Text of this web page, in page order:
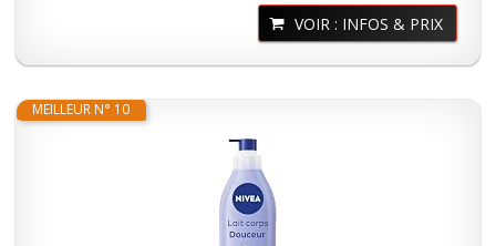
VOIR : INFOS & PRIX
MEILLEUR N° 10